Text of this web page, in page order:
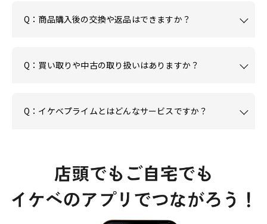
Q：商品購入後の交換や返品はできますか？
Q：買い取りや中古の取り扱いはありますか？
Q：イケベプライムとはどんなサービスですか？